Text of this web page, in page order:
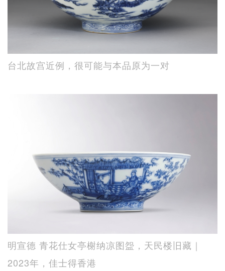
台北故宫近例，很可能与本品原为一对
明宣德 青花仕女亭榭纳凉图盌，天民楼旧藏｜
2023年，佳士得香港